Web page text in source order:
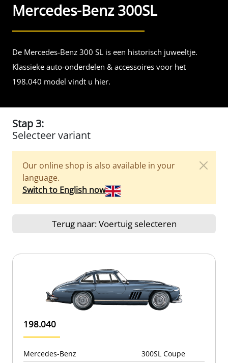
Mercedes-Benz300SL
De Mercedes-Benz 300 SL is een historisch juweeltje.
Klassieke auto-onderdelen & accessoires voor het
198.040 model vindt u hier.
Stap 3:
Selecteer variant
Our online shop is also available in your
language.
Switch to English now
Terug naar: Voertuig selecteren
198.040
Mercedes-Benz
300SL Coupe